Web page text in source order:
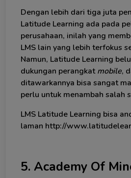
Dengan lebih dari tiga juta
Latitude Learning ada pada
perusahaan, inilah yang
LMS lain yang lebih terfokus
Namun, Latitude Learning
dukungan perangkatmobile,
ditawarkannya bisa sangat
perlu untuk menambah salah
LMS Latitude Learning bisa
laman http://
5. Academy Of